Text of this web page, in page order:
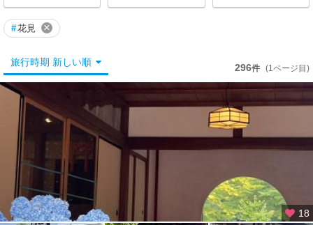
川
す
べ
て
横
横
須
賀
・
#花見 ×
旅行時期 新しい順 296件 (1ページ目)
18